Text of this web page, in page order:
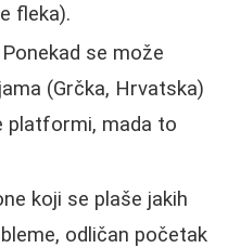
fleka).
Ponekad se može
(Grčka, Hrvatska)
platformi, mada to
koji se plaše jakih
odličan početak